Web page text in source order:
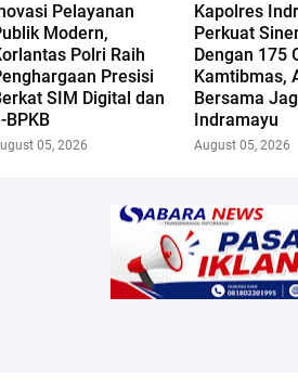
Pelayanan
Modern,
Polri Raih
Presisi
SIM Digital dan
BPKB
05, 2026
Kapolres
Perkuat
Dengan 175
Kamtibmas,
Bersama
Indramayu
August 05, 2026